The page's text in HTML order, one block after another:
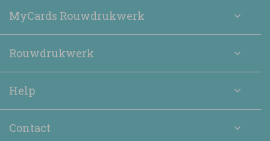
MyCards Rouwdrukwerk
Rouwdrukwerk
Help
Contact